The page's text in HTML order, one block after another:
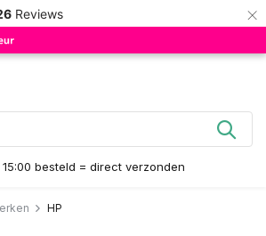
Reviews ×
0
15:00 besteld = direct verzonden
HP